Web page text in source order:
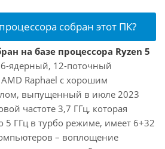
собран этот ПК?
на базе процессора Ryzen 5
ядерный, 12-поточный
Raphael с хорошим
выпущенный в июле 2023
частоте 3,7 ГГц, которая
ГГц в турбо режиме, имеет 6+32
– воплощение